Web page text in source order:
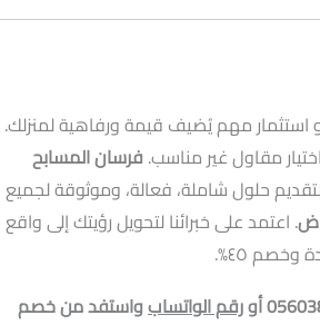
مهم يُضيف قيمة ورفاهية لمنزلك.
مقاول غير مناسب.فرسان المسابح
حلول شاملة، فعالة، وموثوقة لجميع
. اعتمد على خبرائنا لتحويل رؤيتك إلى واقع
٤٥%.
رقم الواتسابواستفد من خصم